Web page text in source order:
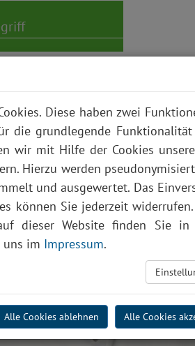
Diese haben zwei
die grundlegende Funktionalität
wir mit Hilfe der Cookies
Hierzu werden
und ausgewertet. Das
können Sie jederzeit
dieser Website finden Sie in
uns im Impressum.
Alle Cookies ablehnen Alle Cookies